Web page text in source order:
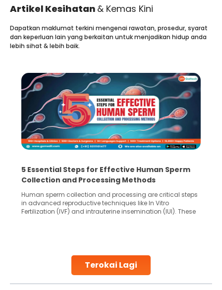
Artikel Kesihatan & Kemas Kini
Terokai Lagi
Dapatkan maklumat terkini mengenai rawatan, prosedur, syarat
dan keperluan lain yang berkaitan untuk menjadikan hidup anda
lebih sihat & lebih baik.
5 Essential Steps for Effective Human Sperm
Collection and Processing Methods
Human sperm collection and processing are critical steps
in advanced reproductive techniques like In Vitro
Fertilization (IVF) and intrauterine insemination (IUI). These
collected, they process the